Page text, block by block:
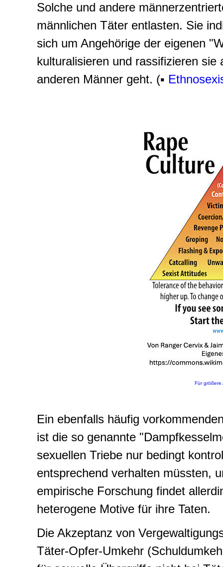
Solche und andere
männlichen Täter entlasten. Sie
sich um Angehörige der eigenen
kulturalisieren und rassifizieren
anderen Männer geht. (▪
Für größere
Ein ebenfalls häufig
ist die so genannte "
sexuellen Triebe nur bedingt
entsprechend verhalten müssten,
empirische Forschung findet
heterogene Motive für ihre Taten.
Die Akzeptanz von
Täter-Opfer-Umkehr